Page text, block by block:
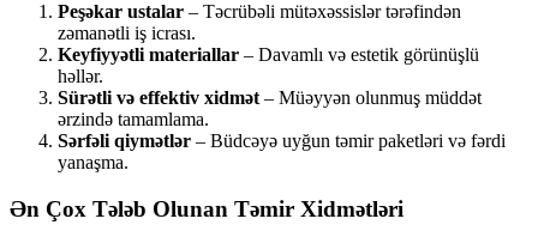
Peşəkar ustalar – Təcrübəli mütəxəssislər tərəfindən
zəmanətli iş icrası.
Keyfiyyətli materiallar – Davamlı və estetik görünüşlü
həllər.
Sürətli və effektiv xidmət – Müəyyən olunmuş müddət
ərzində tamamlama.
Sərfəli qiymətlər – Büdcəyə uyğun təmir paketləri və fərdi
yanaşma.
Ən Çox Tələb Olunan Təmir Xidmətləri